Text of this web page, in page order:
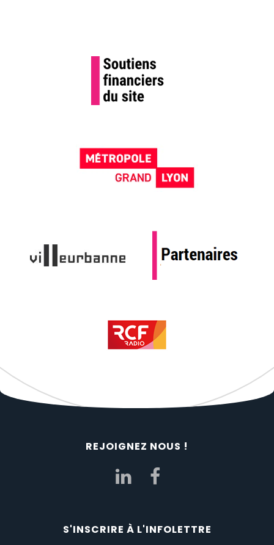
REJOIGNEZ NOUS !
S'INSCRIRE À L'INFOLETTRE